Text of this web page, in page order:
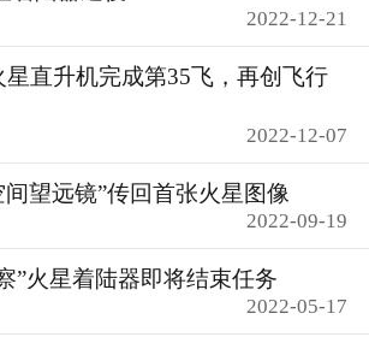
2022-12-21
直升机完成第35飞，再创飞行
2022-12-07
间望远镜”传回首张火星图像
2022-09-19
”火星着陆器即将结束任务
2022-05-17